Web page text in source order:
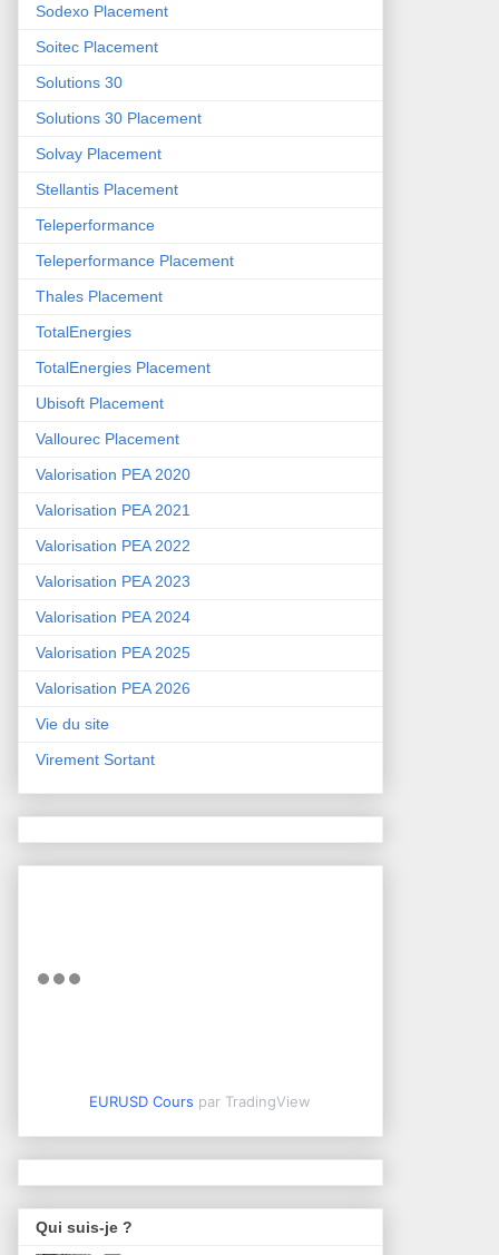
Sodexo Placement
Soitec Placement
Solutions 30
Solutions 30 Placement
Solvay Placement
Stellantis Placement
Teleperformance
Teleperformance Placement
Thales Placement
TotalEnergies
TotalEnergies Placement
Ubisoft Placement
Vallourec Placement
Valorisation PEA 2020
Valorisation PEA 2021
Valorisation PEA 2022
Valorisation PEA 2023
Valorisation PEA 2024
Valorisation PEA 2025
Valorisation PEA 2026
Vie du site
Virement Sortant
EURUSD Cours par TradingView
Qui suis-je ?